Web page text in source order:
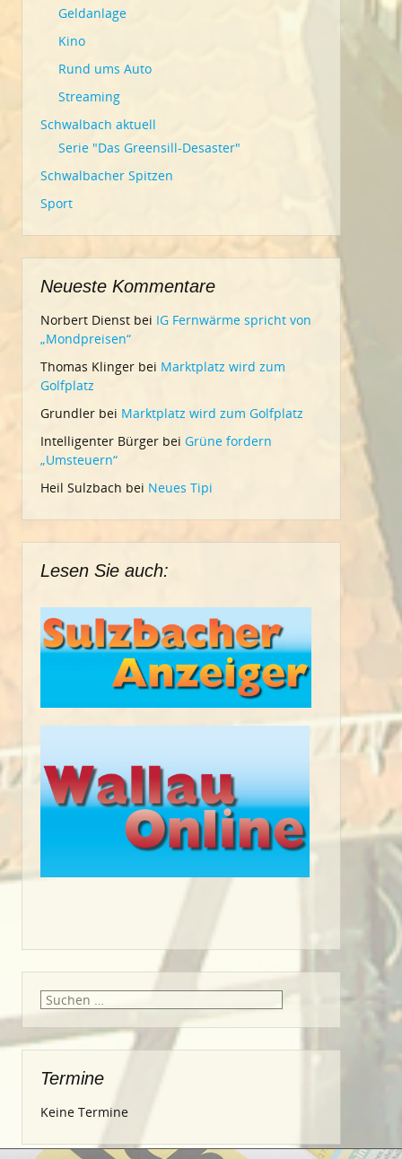
Geldanlage
Kino
Rund ums Auto
Streaming
Schwalbach aktuell
Serie "Das Greensill-Desaster"
Schwalbacher Spitzen
Sport
Neueste Kommentare
Norbert Dienst bei IG Fernwärme spricht von
„Mondpreisen“
Thomas Klinger bei Marktplatz wird zum
Golfplatz
Grundler bei Marktplatz wird zum Golfplatz
Intelligenter Bürger bei Grüne fordern
„Umsteuern“
Heil Sulzbach bei Neues Tipi
Lesen Sie auch:
Suche
Termine
Keine Termine